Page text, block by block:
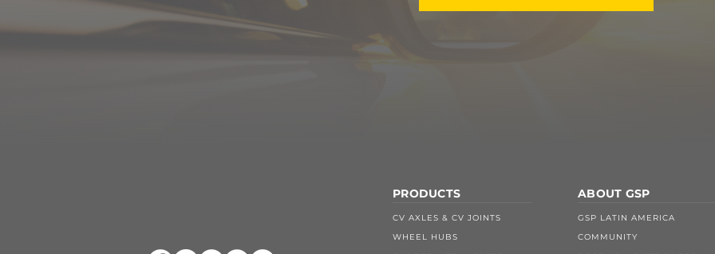
PRODUCTS
CV AXLES & CV JOINTS
WHEEL HUBS
ABOUT GSP
GSP LATIN AMERICA
COMMUNITY